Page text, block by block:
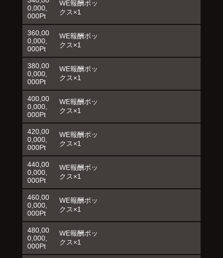
0,000,
000Pt
WE報酬ボッ
クス×1
360,00
0,000,
000Pt
WE報酬ボッ
クス×1
380,00
0,000,
000Pt
WE報酬ボッ
クス×1
400,00
0,000,
000Pt
WE報酬ボッ
クス×1
420,00
0,000,
000Pt
WE報酬ボッ
クス×1
440,00
0,000,
000Pt
WE報酬ボッ
クス×1
460,00
0,000,
000Pt
WE報酬ボッ
クス×1
480,00
0,000,
000Pt
WE報酬ボッ
クス×1